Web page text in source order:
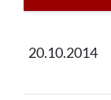
20.10.2014